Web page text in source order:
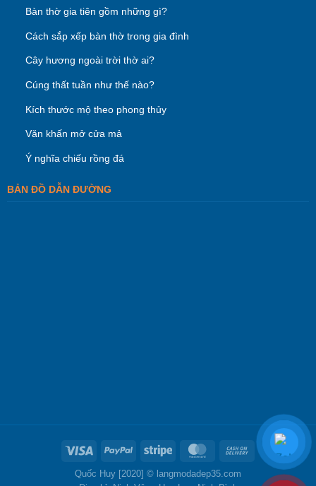
Bàn thờ gia tiên gồm những gì?
Cách sắp xếp bàn thờ trong gia đình
Cây hương ngoài trời thờ ai?
Cúng thất tuần như thế nào?
Kích thước mộ theo phong thủy
Văn khấn mở cửa mả
Ý nghĩa chiếu rồng đá
BẢN ĐỒ DẪN ĐƯỜNG
Quốc Huy [2020] © langmodadep35.com